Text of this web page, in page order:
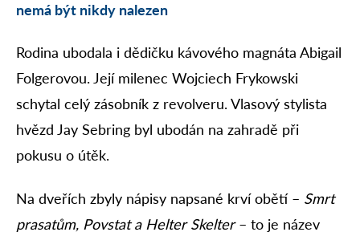
nemá být nikdy nalezen
Rodina ubodala i dědičku kávového magnáta Abigail
Folgerovou. Její milenec Wojciech Frykowski
schytal celý zásobník z revolveru. Vlasový stylista
hvězd Jay Sebring byl ubodán na zahradě při
pokusu o útěk.
Na dveřích zbyly nápisy napsané krví obětí – Smrt
prasatům, Povstat a Helter Skelter– to je název